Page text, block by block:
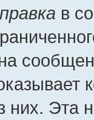
правка в
них. Эта